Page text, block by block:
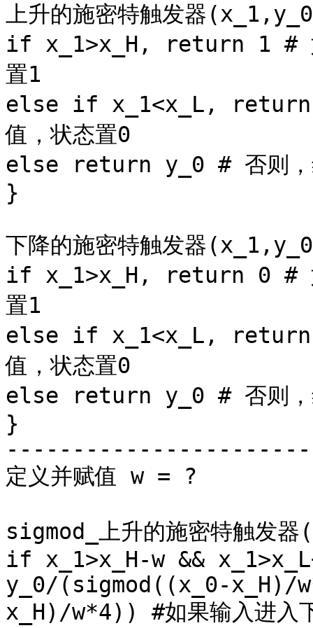
上升的施密特触发器
if x_1>x_H, return 1 # 如
置1
else if x_1<x_L, return 0
值，状态置0
else return y_0 # 否则，
}
下降的施密特触发器
if x_1>x_H, return 0 # 如
置1
else if x_1<x_L, return 1
值，状态置0
else return y_0 # 否则，
}
定义并赋值 w = ?
sigmod_上升的施密特触
if x_1>x_H-w &&
y_0/(sigmod((x_0-x_H)/
x_H)/w*4)) #如果输入进入